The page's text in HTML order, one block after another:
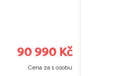
90 990 Kč
Cena za 1 osobu